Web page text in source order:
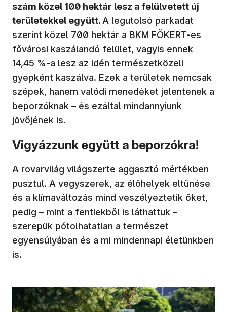
szám közel 100 hektár lesz a felülvetett új
területekkel együtt. A legutolsó parkadat
szerint közel 700 hektár a BKM FŐKERT-es
fővárosi kaszálandó felület, vagyis ennek
14,45 %-a lesz az idén természetközeli
gyepként kaszálva. Ezek a területek nemcsak
szépek, hanem valódi menedéket jelentenek a
beporzóknak – és ezáltal mindannyiunk
jövőjének is.
Vigyázzunk együtt a beporzókra!
A rovarvilág világszerte aggasztó mértékben
pusztul. A vegyszerek, az élőhelyek eltűnése
és a klímaváltozás mind veszélyeztetik őket,
pedig – mint a fentiekből is láthattuk –
szerepük pótolhatatlan a természet
egyensúlyában és a mi mindennapi életünkben
is.